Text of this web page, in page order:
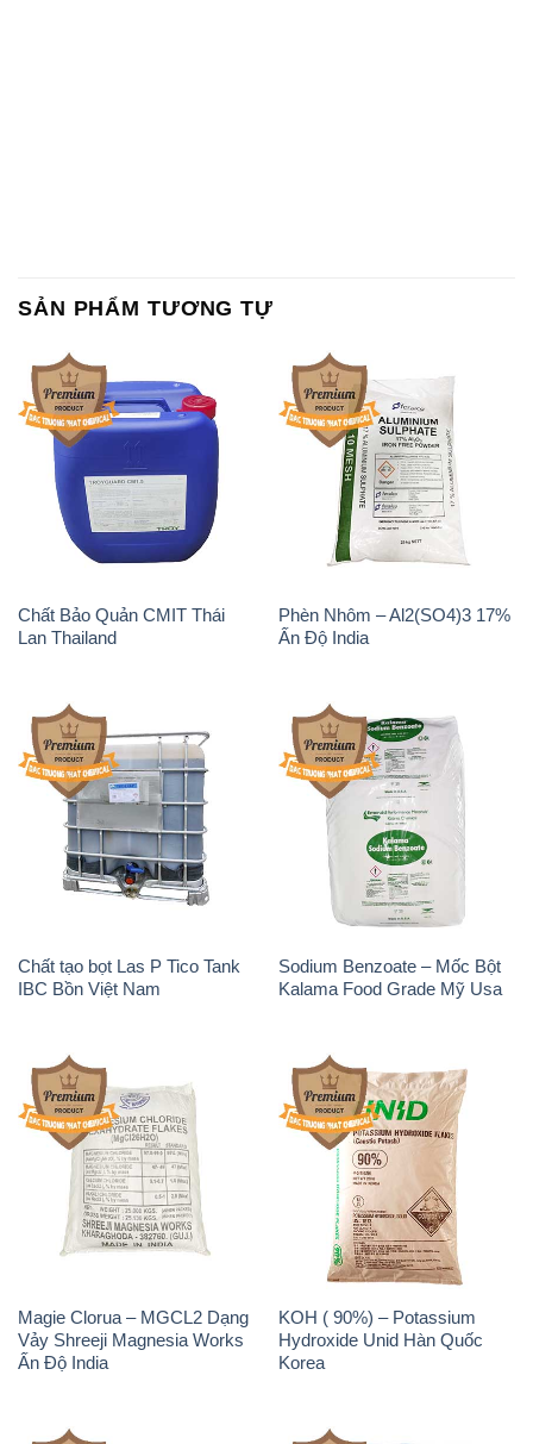
SẢN PHẨM TƯƠNG TỰ
Chất Bảo Quản CMIT Thái
Lan Thailand
Phèn Nhôm – Al2(SO4)3 17%
Ấn Độ India
Chất tạo bọt Las P Tico Tank
IBC Bồn Việt Nam
Sodium Benzoate – Mốc Bột
Kalama Food Grade Mỹ Usa
Magie Clorua – MGCL2 Dạng
Vảy Shreeji Magnesia Works
Ấn Độ India
KOH ( 90%) – Potassium
Hydroxide Unid Hàn Quốc
Korea